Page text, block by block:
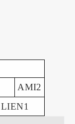
AMI2
LIEN1